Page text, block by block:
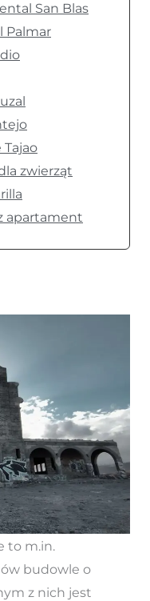
San Blas
Palmar
Tajao
zwierząt
apartament
to m.in.
budowle o
z nich jest